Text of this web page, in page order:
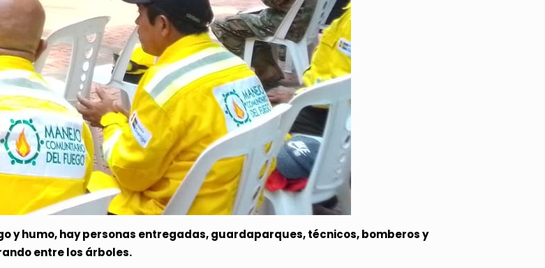
y humo, hay personas entregadas, guardaparques, técnicos, bomberos y
entre los árboles.